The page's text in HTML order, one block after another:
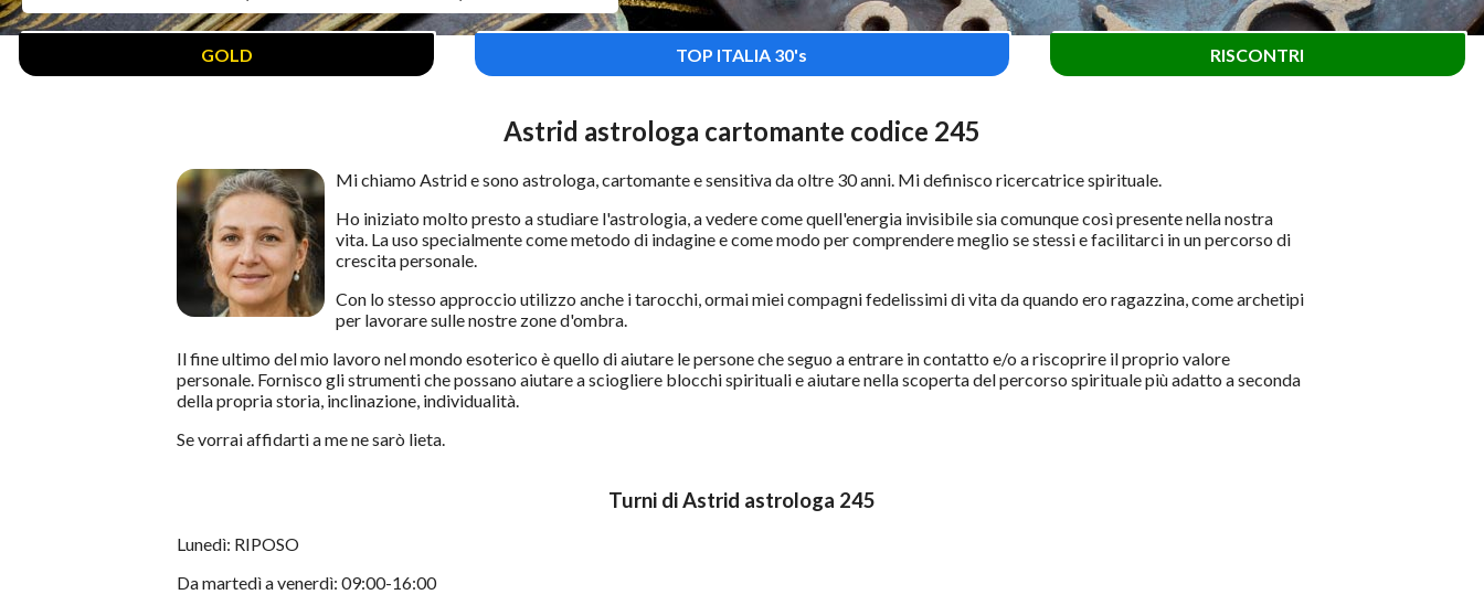
GOLD TOP ITALIA 30's RISCONTRI
Astrid astrologa cartomante codice 245
Mi chiamo Astrid e sono astrologa, cartomante e sensitiva da oltre 30 anni. Mi definisco ricercatrice spirituale.
Ho iniziato molto presto a studiare l'astrologia, a vedere come quell'energia invisibile sia comunque così presente nella nostra
vita. La uso specialmente come metodo di indagine e come modo per comprendere meglio se stessi e facilitarci in un percorso di
crescita personale.
Con lo stesso approccio utilizzo anche i tarocchi, ormai miei compagni fedelissimi di vita da quando ero ragazzina, come archetipi
per lavorare sulle nostre zone d'ombra.
Il fine ultimo del mio lavoro nel mondo esoterico è quello di aiutare le persone che seguo a entrare in contatto e/o a riscoprire il proprio valore
personale. Fornisco gli strumenti che possano aiutare a sciogliere blocchi spirituali e aiutare nella scoperta del percorso spirituale più adatto a seconda
della propria storia, inclinazione, individualità.
Se vorrai affidarti a me ne sarò lieta.
Turni di Astrid astrologa 245
Lunedì: RIPOSO
Da martedì a venerdì: 09:00-16:00